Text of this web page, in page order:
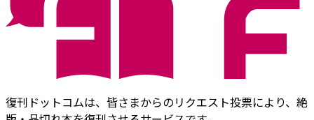
復刊ドットコムは、皆さまからのリクエスト投票により、絶